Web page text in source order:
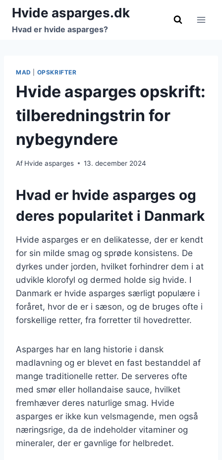
Fortsæt
indhold
Hvide asparges.dk
Hvad er hvide asparges?
MAD OPSKRIFTER
Hvide asparges opskrift:
tilberedningstrin for
nybegyndere
Af Hvide asparges 13. december 2024
Hvad er hvide asparges og
deres popularitet i Danmark
Hvide asparges er en delikatesse, der er kendt
for sin milde smag og sprøde konsistens. De
dyrkes under jorden, hvilket forhindrer dem i at
udvikle klorofyl og dermed holde sig hvide. I
Danmark er hvide asparges særligt populære i
foråret, hvor de er i sæson, og de bruges ofte i
forskellige retter, fra forretter til hovedretter.
Asparges har en lang historie i dansk
madlavning og er blevet en fast bestanddel af
mange traditionelle retter. De serveres ofte
med smør eller hollandaise sauce, hvilket
fremhæver deres naturlige smag. Hvide
asparges er ikke kun velsmagende, men også
næringsrige, da de indeholder vitaminer og
mineraler, der er gavnlige for helbredet.